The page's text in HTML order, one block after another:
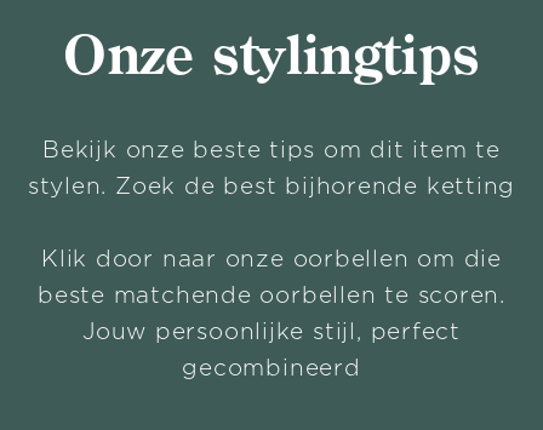
Onze stylingtips
Bekijk onze beste tips om dit item te
stylen. Zoek de best bijhorende ketting
Klik door naar onze oorbellen om die
beste matchende oorbellen te scoren.
Jouw persoonlijke stijl, perfect
gecombineerd